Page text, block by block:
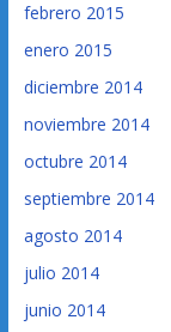
febrero 2015
enero 2015
diciembre 2014
noviembre 2014
octubre 2014
septiembre 2014
agosto 2014
julio 2014
junio 2014